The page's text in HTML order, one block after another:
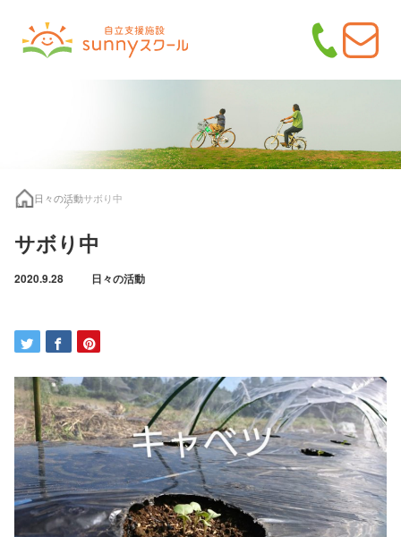
日々の活動サボり中
サボり中
2020.9.28 日々の活動